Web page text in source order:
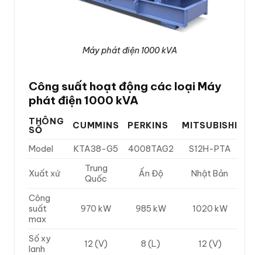
Máy phát điện 1000 kVA
Công suất hoạt động các loại Máy
phát điện 1000 kVA
THÔNG
SỐ
CUMMINS PERKINS MITSUBISHI
Model KTA38-G5 4008TAG2 S12H-PTA
Xuất xứ
Trung
Quốc
Ấn Độ Nhật Bản
Công
suất
max
970 kW 985 kW 1020 kW
Số xy
lanh
12 (V) 8 (L) 12 (V)